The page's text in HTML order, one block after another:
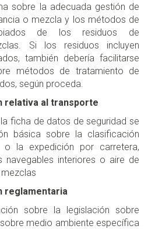
sobre la adecuada gestión de
o mezcla y los métodos de
de los residuos de
Si los residuos incluyen
también debería facilitarse
métodos de tratamiento de
según proceda.
relativa al transporte
ficha de datos de seguridad se
básica sobre la clasificación
o la expedición por carretera,
navegables interiores o aire de
reglamentaria
sobre la legislación sobre
medio ambiente específica